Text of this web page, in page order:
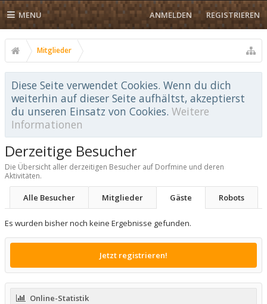
MENU ANMELDEN REGISTRIEREN
Mitglieder
Diese Seite verwendet Cookies. Wenn du dich
weiterhin auf dieser Seite aufhältst, akzeptierst
du unseren Einsatz von Cookies. Weitere
Informationen
Derzeitige Besucher
Die Übersicht aller derzeitigen Besucher auf Dorfmine und deren
Aktivitäten.
Alle Besucher Mitglieder Gäste Robots
Es wurden bisher noch keine Ergebnisse gefunden.
Jetzt registrieren!
Online-Statistik